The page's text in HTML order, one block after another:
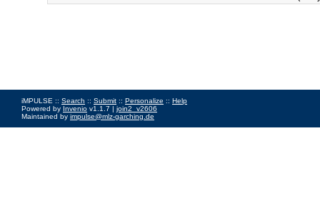
iMPULSE :: Search :: Submit :: Personalize :: Help
Powered by Invenio v1.1.7 | join2_v2606
Maintained by impulse@mlz-garching.de